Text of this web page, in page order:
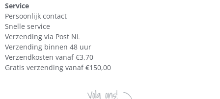
Service
Persoonlijk contact
Snelle service
Verzending via Post NL
Verzending binnen 48 uur
Verzendkosten vanaf €3,70
Gratis verzending vanaf €150,00